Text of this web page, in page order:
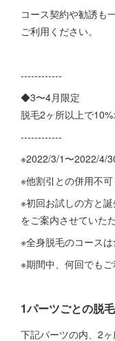
コース契約や勧誘も
ご利用ください。
------------
◆3〜4月限定
脱毛2ヶ所以上で
------------
※2022/3/1〜2022/4/
※他割引との併用不可
※初回お試しの方と
をご案内させていた
※全身脱毛のコース
※期間中、何回でも
1パーツごとの脱
下記パーツの内、2